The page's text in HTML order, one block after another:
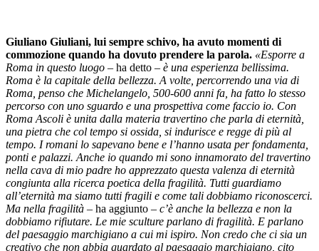
Giuliano Giuliani, lui sempre schivo, ha avuto momenti di
commozione quando ha dovuto prendere la parola. «Esporre a
Roma in questo luogo – ha detto – è una esperienza bellissima.
Roma è la capitale della bellezza. A volte, percorrendo una via di
Roma, penso che Michelangelo, 500-600 anni fa, ha fatto lo stesso
percorso con uno sguardo e una prospettiva come faccio io. Con
Roma Ascoli è unita dalla materia travertino che parla di eternità,
una pietra che col tempo si ossida, si indurisce e regge di più al
tempo. I romani lo sapevano bene e l’hanno usata per fondamenta,
ponti e palazzi. Anche io quando mi sono innamorato del travertino
nella cava di mio padre ho apprezzato questa valenza di eternità
congiunta alla ricerca poetica della fragilità. Tutti guardiamo
all’eternità ma siamo tutti fragili e come tali dobbiamo riconoscerci.
Ma nella fragilità – ha aggiunto – c’è anche la bellezza e non la
dobbiamo rifiutare. Le mie sculture parlano di fragilità. E parlano
del paesaggio marchigiano a cui mi ispiro. Non credo che ci sia un
creativo che non abbia guardato al paesaggio marchigiano, cito